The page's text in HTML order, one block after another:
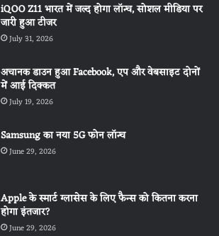
iQOO Z11 भारत में जल्द होगा लॉन्च, सोशल मीडिया पर
जारी हुआ टीजर
July 31, 2026
अचानक डाउन हुआ Facebook, एप और वेबसाइट दोनों
में आई दिक्कत
July 19, 2026
Samsung का नया 5G फोन लॉन्च
June 29, 2026
Apple के स्मार्ट ग्लासेस के लिए फैन्स को कितना करना
होगा इंतजार?
June 29, 2026